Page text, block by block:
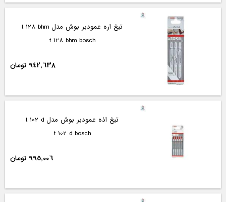
تیغ اره عمودبر بوش مدل t 128 bhm
t 128 bhm bosch
942,638 تومان
تیغ اذه عمودبر بوش مدل t 102 d
t 102 d bosch
995,006 تومان